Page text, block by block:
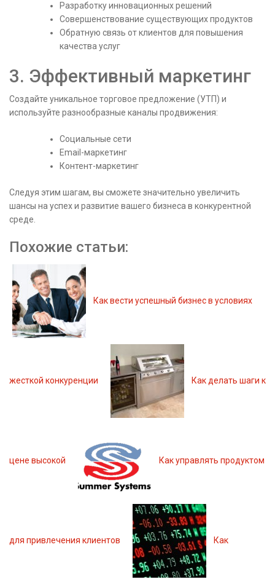
Разработку инновационных решений
Совершенствование существующих продуктов
Обратную связь от клиентов для повышения
качества услуг
3. Эффективный маркетинг
Создайте уникальное торговое предложение (УТП) и
используйте разнообразные каналы продвижения:
Социальные сети
Email-маркетинг
Контент-маркетинг
Следуя этим шагам, вы сможете значительно увеличить
шансы на успех и развитие вашего бизнеса в конкурентной
среде.
Похожие статьи:
Как вести успешный бизнес в условиях
жесткой конкуренции Как делать шаги к
цене высокой Как управлять продуктом
для привлечения клиентов Как